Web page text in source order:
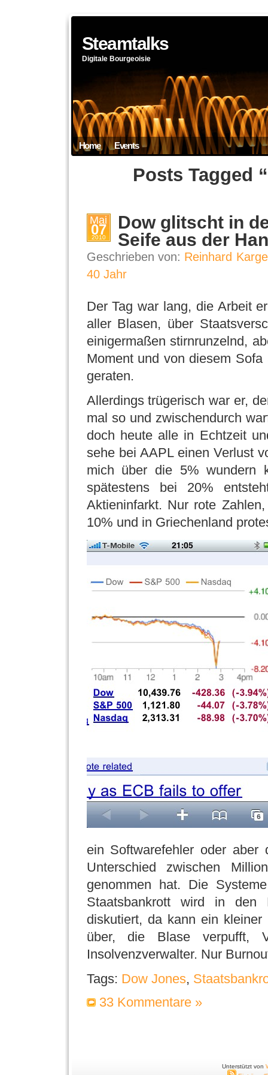
Steamtalks
Digitale Bourgeoisie
Home Events
Posts Tagged
Mai
07
2010
Dow glitscht in
Seife aus der
Geschrieben von: Reinhard
40 Jahr
Der Tag war lang, die Arbeit
aller Blasen, über
einigermaßen stirnrunzelnd,
Moment und von diesem
geraten.
Allerdings trügerisch war er,
mal so und zwischendurch
doch heute alle in Echtzeit
sehe bei AAPL einen Verlust
mich über die 5% wundern
spätestens bei 20%
Aktieninfarkt. Nur rote
10% und in Griechenland
ein Softwarefehler oder
Unterschied zwischen
genommen hat. Die
Staatsbankrott wird in den
diskutiert, da kann ein
über, die Blase verpufft,
Insolvenzverwalter. Nur
Tags: Dow Jones,
33 Kommentare »
Unterstützt von